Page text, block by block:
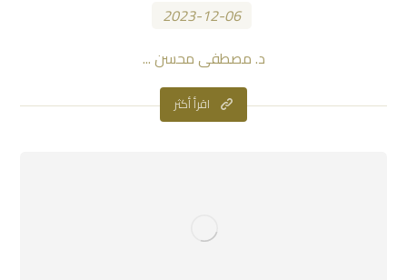
2023-12-06
د. مصطفى محسن ...
اقرأ أكثر